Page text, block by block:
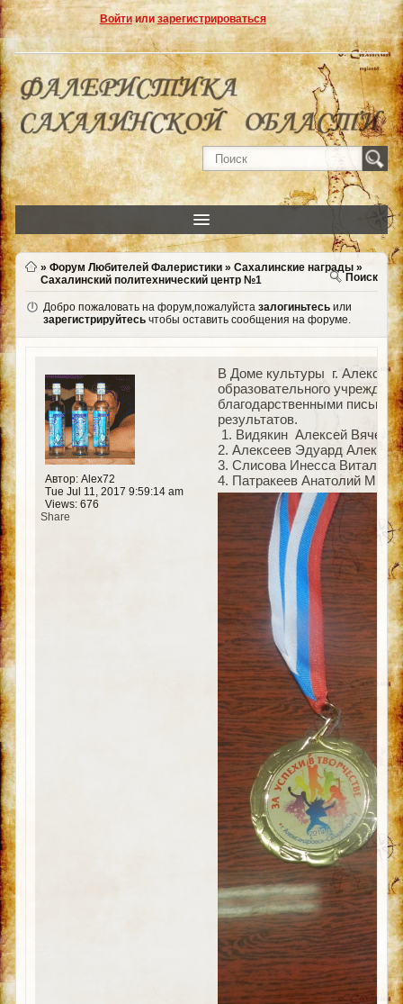
Войтиили зарегистрироваться
» Форум Любителей Фалеристики» Сахалинские награды»
Сахалинский политехнический центр №1
Поиск
Добро пожаловать на форум,пожалуйста залогиньтесьили
зарегистрируйтесьчтобы оставить сообщения на форуме.
Автор: Alex72
Tue Jul 11, 2017 9:59:14 am
Views: 676
Share
В Доме культуры г.
образовательного
благодарственными
результатов.
1. Видякин Алексей
2. Алексеев Эдуард
3. Слисова Инесса
4. Патракеев Анатолий